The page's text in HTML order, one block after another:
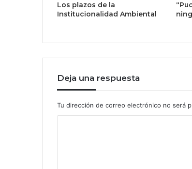
Los plazos de la
Institucionalidad Ambiental
Deja una respuesta
Tu dirección de correo electrónico no será